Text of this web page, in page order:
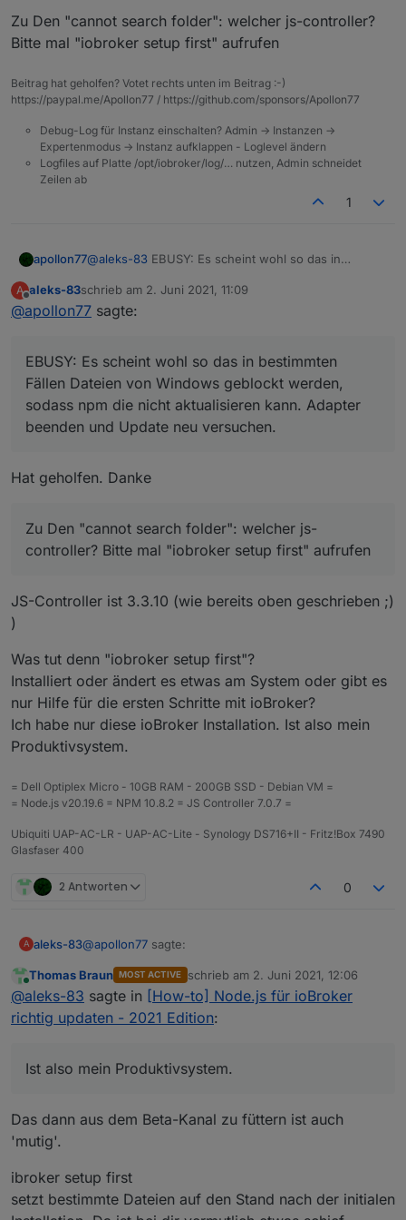
Und wenn Alexa2.0 startet, findet der Adapter einen
Zu Den "cannot search folder": welcher js-controller?
Bitte mal "iobroker setup first" aufrufen
Beitrag hat geholfen? Votet rechts unten im Beitrag :-)
https://paypal.me/Apollon77 / https://github.com/sponsors/Apollon77
Debug-Log für Instanz einschalten? Admin -> Instanzen ->
Expertenmodus -> Instanz aufklappen - Loglevel ändern
Logfiles auf Platte /opt/iobroker/log/… nutzen, Admin schneidet
Zeilen ab
1
apollon77@aleks-83 EBUSY: Es scheint wohl so das in
werden, sodass npm die nicht aktualisieren kann.
Adapter beenden und Update neu versuchen - hat
Zu Den "cannot search folder": welcher js-
controller? Bitte mal "iobroker setup first" aufrufen
A
Offline
aleks-83schrieb am 2. Juni 2021, 11:09
zuletzt editiert von
@apollon77 sagte:
EBUSY: Es scheint wohl so das in bestimmten
Fällen Dateien von Windows geblockt werden,
sodass npm die nicht aktualisieren kann. Adapter
beenden und Update neu versuchen.
Hat geholfen. Danke
Zu Den "cannot search folder": welcher js-
controller? Bitte mal "iobroker setup first" aufrufen
JS-Controller ist 3.3.10 (wie bereits oben geschrieben ;)
)
Was tut denn "iobroker setup first"?
Installiert oder ändert es etwas am System oder gibt es
nur Hilfe für die ersten Schritte mit ioBroker?
Ich habe nur diese ioBroker Installation. Ist also mein
Produktivsystem.
= Dell Optiplex Micro - 10GB RAM - 200GB SSD - Debian VM =
= Node.js v20.19.6 = NPM 10.8.2 = JS Controller 7.0.7 =
Ubiquiti UAP-AC-LR - UAP-AC-Lite - Synology DS716+II - Fritz!Box 7490
Glasfaser 400
2 Antworten 0
A aleks-83@apollon77 sagte:
EBUSY: Es scheint wohl so das in bestimmten
Fällen Dateien von Windows geblockt werden,
sodass npm die nicht aktualisieren kann.
Hat geholfen. Danke
Zu Den "cannot search folder": welcher js-
geschrieben ;) )
es nur Hilfe für die ersten Schritte mit ioBroker?
Ich habe nur diese ioBroker Installation. Ist also mein
Online
Thomas Braun MOST ACTIVE schrieb am 2. Juni 2021, 12:06
zuletzt editiert von
@aleks-83 sagte in [How-to] Node.js für ioBroker
richtig updaten - 2021 Edition:
Ist also mein Produktivsystem.
Das dann aus dem Beta-Kanal zu füttern ist auch
'mutig'.
ibroker setup first
setzt bestimmte Dateien auf den Stand nach der initialen